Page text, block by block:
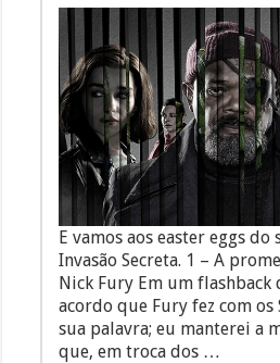
E vamos aos easter eggs
Invasão Secreta. 1 – A
Nick Fury Em um flashback
acordo que Fury fez com os
sua palavra; eu manterei a
que, em troca dos …